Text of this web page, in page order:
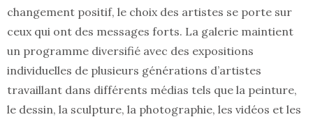
changement positif, le choix des artistes se porte sur
ceux qui ont des messages forts. La galerie maintient
un programme diversifié avec des expositions
individuelles de plusieurs générations d’artistes
travaillant dans différents médias tels que la peinture,
le dessin, la sculpture, la photographie, les vidéos et les